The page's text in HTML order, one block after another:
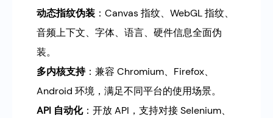
动态指纹伪装 ：Canvas 指纹、WebGL 指纹、
音频上下文、字体、语言、硬件信息全面伪
装。
多内核支持：兼容 Chromium、Firefox、
Android 环境，满足不同平台的使用场景。
API 自动化：开放 API，支持对接 Selenium、